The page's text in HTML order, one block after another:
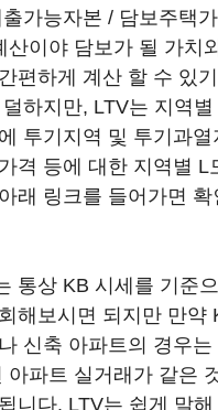
가능자본 / 담보주택
산이야 담보가 될 가치
편하게 계산 할 수 있
하지만, LTV는 지역별
투기지역 및 투기과
격 등에 대한 지역별 L
래 링크를 들어가면 확
통상 KB 시세를 기준
해보시면 되지만 만약
신축 아파트의 경우는
아파트 실거래가 같은
니다. LTV는 쉽게 말